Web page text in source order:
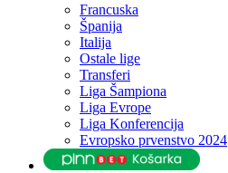
Francuska
Španija
Italija
Ostale lige
Transferi
Liga Šampiona
Liga Evrope
Liga Konferencija
Evropsko prvenstvo 2024